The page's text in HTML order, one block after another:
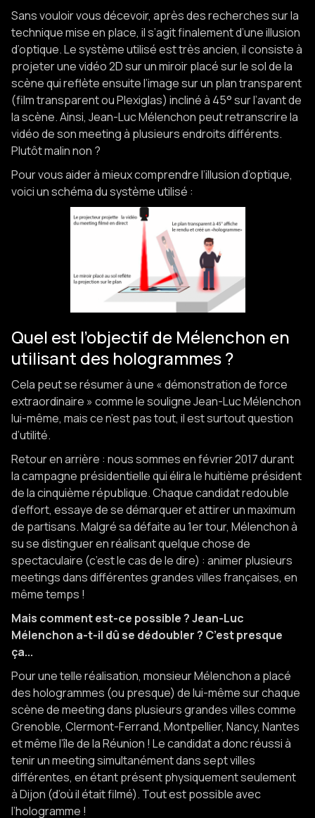
Sans vouloir vous décevoir, après des recherches sur la
technique mise en place, il s’agit finalement d’une illusion
d’optique. Le système utilisé est très ancien, il consiste à
projeter une vidéo 2D sur un miroir placé sur le sol de la
scène qui reflète ensuite l’image sur un plan transparent
(film transparent ou Plexiglas) incliné à 45° sur l’avant de
la scène. Ainsi, Jean-Luc Mélenchon peut retranscrire la
vidéo de son meeting à plusieurs endroits différents.
Plutôt malin non ?
Pour vous aider à mieux comprendre l’illusion d’optique,
voici un schéma du système utilisé :
Quel est l’objectif de Mélenchon en
utilisant des hologrammes ?
Cela peut se résumer à une « démonstration de force
extraordinaire » comme le souligne Jean-Luc Mélenchon
lui-même, mais ce n’est pas tout, il est surtout question
d’utilité.
Retour en arrière : nous sommes en février 2017 durant
la campagne présidentielle qui élira le huitième président
de la cinquième république. Chaque candidat redouble
d’effort, essaye de se démarquer et attirer un maximum
de partisans. Malgré sa défaite au 1er tour, Mélenchon à
su se distinguer en réalisant quelque chose de
spectaculaire (c’est le cas de le dire) : animer plusieurs
meetings dans différentes grandes villes françaises, en
même temps !
Mais comment est-ce possible ? Jean-Luc
Mélenchon a-t-il dû se dédoubler ? C’est presque
ça...
Pour une telle réalisation, monsieur Mélenchon a placé
des hologrammes (ou presque) de lui-même sur chaque
scène de meeting dans plusieurs grandes villes comme
Grenoble, Clermont-Ferrand, Montpellier, Nancy, Nantes
et même l’île de la Réunion ! Le candidat a donc réussi à
tenir un meeting simultanément dans sept villes
différentes, en étant présent physiquement seulement
à Dijon (d’où il était filmé). Tout est possible avec
l’hologramme !